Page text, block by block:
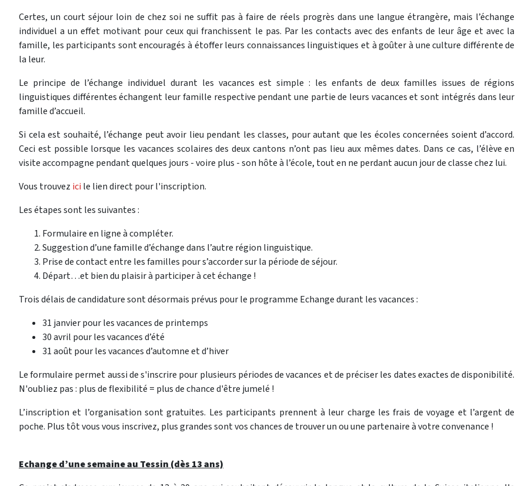
Certes, un court séjour loin de chez soi ne suffit pas à faire de réels progrès dans une langue étrangère, mais l’échange
individuel a un effet motivant pour ceux qui franchissent le pas. Par les contacts avec des enfants de leur âge et avec la
famille, les participants sont encouragés à étoffer leurs connaissances linguistiques et à goûter à une culture différente de
la leur.
Le principe de l’échange individuel durant les vacances est simple : les enfants de deux familles issues de régions
linguistiques différentes échangent leur famille respective pendant une partie de leurs vacances et sont intégrés dans leur
famille d’accueil.
Si cela est souhaité, l’échange peut avoir lieu pendant les classes, pour autant que les écoles concernées soient d’accord.
Ceci est possible lorsque les vacances scolaires des deux cantons n’ont pas lieu aux mêmes dates. Dans ce cas, l’élève en
visite accompagne pendant quelques jours - voire plus - son hôte à l’école, tout en ne perdant aucun jour de classe chez lui.
Vous trouvez ici le lien direct pour l'inscription.
Les étapes sont les suivantes :
Formulaire en ligne à compléter.
Suggestion d’une famille d’échange dans l’autre région linguistique.
Prise de contact entre les familles pour s’accorder sur la période de séjour.
Départ…et bien du plaisir à participer à cet échange !
Trois délais de candidature sont désormais prévus pour le programme Echange durant les vacances :
31 janvier pour les vacances de printemps
30 avril pour les vacances d’été
31 août pour les vacances d’automne et d’hiver
Le formulaire permet aussi de s'inscrire pour plusieurs périodes de vacances et de préciser les dates exactes de disponibilité.
N'oubliez pas : plus de flexibilité = plus de chance d'être jumelé !
L’inscription et l’organisation sont gratuites. Les participants prennent à leur charge les frais de voyage et l’argent de
poche. Plus tôt vous vous inscrivez, plus grandes sont vos chances de trouver un ou une partenaire à votre convenance !
Echange d’une semaine au Tessin (dès 13 ans)